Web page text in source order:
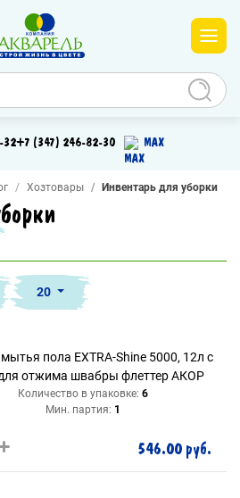
32+7 (347) 246-82-30 MAX
Хозтовары Инвентарь для уборки
20
пола EXTRA-Shine 5000, 12л с
отжима швабры флеттер АКОР
Количество в упаковке: 6
Мин. партия: 1
546.00 руб.